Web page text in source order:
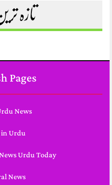
تازہ
Pages
News
Urdu
Urdu Today
News